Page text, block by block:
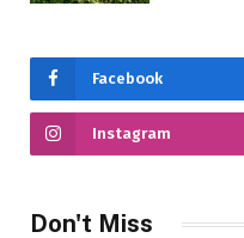
Facebook
Instagram
Don't Miss